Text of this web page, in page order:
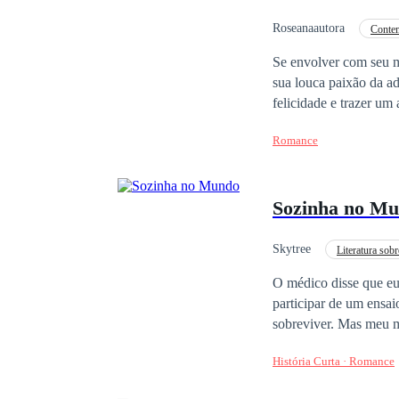
temido, mas sua aura
Roseanaautora
Se envolver com seu
sua louca paixão da
felicidade e trazer um
envolve
passado tão intenso e
Um amor
Romance
Sozinha no
Skytree Literatura
O médico disse que
participar de um
sobreviver. Mas meu
porque ela “merece
História Curta · Romance